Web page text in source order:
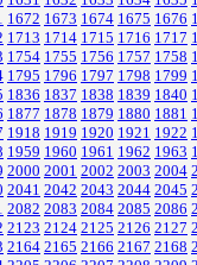
1672 1673 1674 1675 1676
1713 1714 1715 1716 1717
1754 1755 1756 1757 1758
1795 1796 1797 1798 1799
1836 1837 1838 1839 1840
1877 1878 1879 1880 1881
1918 1919 1920 1921 1922
1959 1960 1961 1962 1963
2000 2001 2002 2003 2004
2041 2042 2043 2044 2045
2082 2083 2084 2085 2086
2123 2124 2125 2126 2127
2164 2165 2166 2167 2168